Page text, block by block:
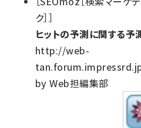
ク］］
ヒットの予測に関する
http://web-
by Web担編集部